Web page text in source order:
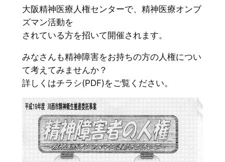
大阪精神医療人権センターで、精神医療オンブ
ズマン活動を
されている方を招いて開催されます。
みなさんも精神障害をお持ちの方の人権につい
て考えてみませんか？
詳しくはチラシ(PDF)をご覧ください。